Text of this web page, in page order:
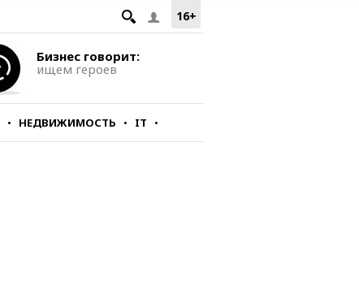
16+
Бизнес говорит:
ищем героев
НЕДВИЖИМОСТЬ IT